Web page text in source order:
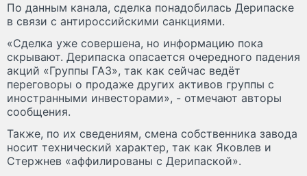
По данным канала, сделка понадобилась Дерипаске
в связи с антироссийскими санкциями.
«Сделка уже совершена, но информацию пока
скрывают. Дерипаска опасается очередного падения
акций «Группы ГАЗ», так как сейчас ведёт
переговоры о продаже других активов группы с
иностранными инвесторами», - отмечают авторы
сообщения.
Также, по их сведениям, смена собственника завода
носит технический характер, так как Яковлев и
Стержнев «аффилированы с Дерипаской».